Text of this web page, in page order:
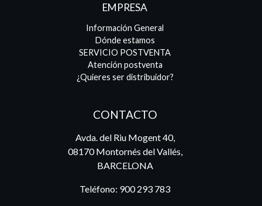
EMPRESA
Información General
Dónde estamos
SERVICIO POSTVENTA
Atención postventa
¿Quieres ser distribuidor?
CONTACTO
Avda. del Riu Mogent 40,
08170 Montornés del Vallés,
BARCELONA
Teléfono: 900 293 783